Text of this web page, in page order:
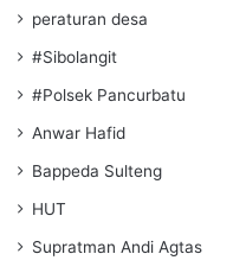
peraturan desa
#Sibolangit
#Polsek Pancurbatu
Anwar Hafid
Bappeda Sulteng
HUT
Supratman Andi Agtas